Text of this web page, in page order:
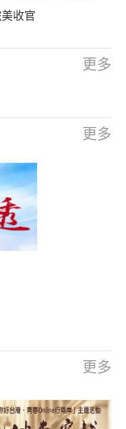
收官
更多
更多
更多